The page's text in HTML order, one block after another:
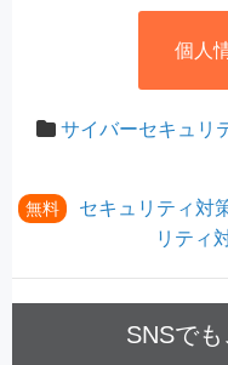
個人
サイバーセキュリ
無料
セキュリティ対
リティ
SNSでも